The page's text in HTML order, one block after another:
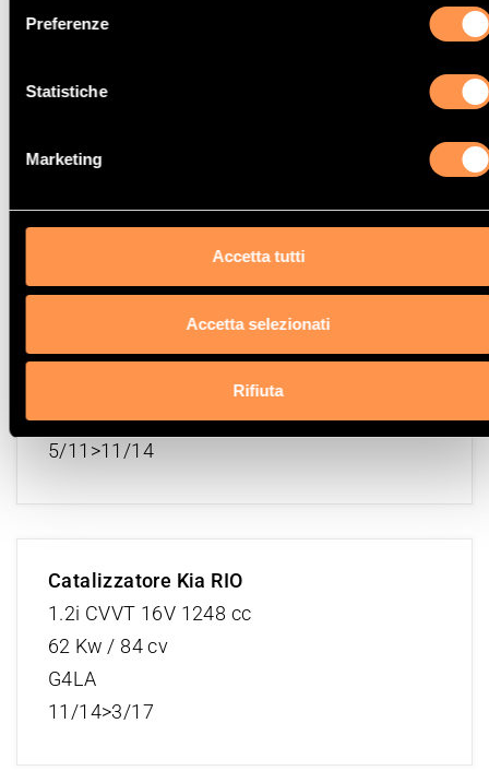
Preferenze
Statistiche
Marketing
Accetta tutti
Accetta selezionati
Rifiuta
1.2i 16V 1248 cc
G4LA
Catalizzatore Kia RIO
1.2i 16V LPG 1248 cc
G4LA
5/11>11/14
Catalizzatore Kia RIO
1.2i CVVT 16V 1248 cc
62 Kw / 84 cv
G4LA
11/14>3/17